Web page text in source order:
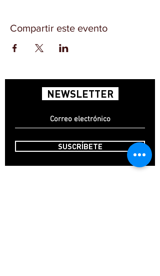
Compartir este evento
NEWSLETTER
SUSCRÍBETE